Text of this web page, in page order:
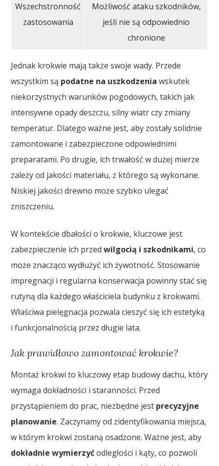
Wszechstronność
zastosowania
Możliwość ataku szkodników,
jeśli nie są odpowiednio
chronione
Jednak krokwie mają także swoje wady. Przede
wszystkim są podatne na uszkodzenia wskutek
niekorzystnych warunków pogodowych, takich jak
intensywne opady deszczu, silny wiatr czy zmiany
temperatur. Dlatego ważne jest, aby zostały solidnie
zamontowane i zabezpieczone odpowiednimi
preparatami. Po drugie, ich trwałość w dużej mierze
zależy od jakości materiału, z którego są wykonane.
Niskiej jakości drewno może szybko ulegać
zniszczeniu.
W kontekście dbałości o krokwie, kluczowe jest
zabezpieczenie ich przedwilgocią i szkodnikami, co
może znacząco wydłużyć ich żywotność. Stosowanie
impregnacji i regularna konserwacja powinny stać się
rutyną dla każdego właściciela budynku z krokwami.
Właściwa pielęgnacja pozwala cieszyć się ich estetyką
i funkcjonalnością przez długie lata.
Jak prawidłowo zamontować krokwie?
Montaż krokwi to kluczowy etap budowy dachu, który
wymaga dokładności i staranności. Przed
przystąpieniem do prac, niezbędne jest precyzyjne
planowanie. Zaczynamy od zidentyfikowania miejsca,
w którym krokwi zostaną osadzone. Ważne jest, aby
dokładnie wymierzyćodległości i kąty, co pozwoli